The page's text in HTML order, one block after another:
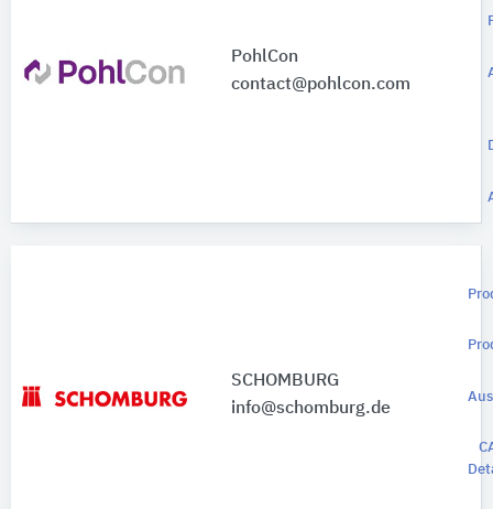
PohlCon
contact@pohlcon.com
SCHOMBURG
info@schomburg.de